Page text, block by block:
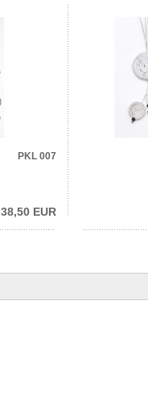
PKL 007
38,50 EUR